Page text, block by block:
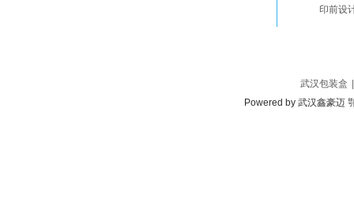
印前设
武汉包装盒
Powered by 武汉鑫豪迈